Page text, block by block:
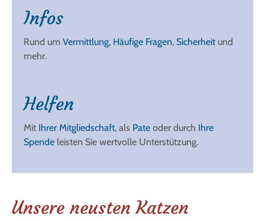
Infos
Rund um Vermittlung, Häufige Fragen, Sicherheitund
mehr.
Helfen
Mit Ihrer Mitgliedschaft, als Pate oder durch Ihre
Spende leisten Sie wertvolle Unterstützung.
Unsere neusten Katzen